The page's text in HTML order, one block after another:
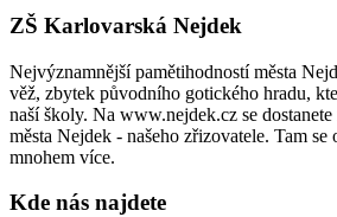
ZŠ Karlovarská Nejdek
Nejvýznamnější pamětihodností města
věž, zbytek původního gotického hradu,
naší školy. Na www.nejdek.cz se
města Nejdek - našeho zřizovatele. Tam
mnohem více.
Kde nás najdete